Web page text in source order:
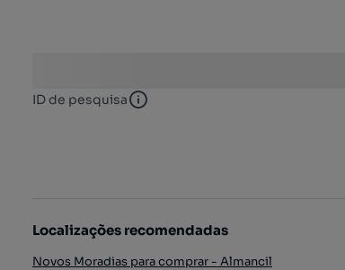
ID de pesquisa ID de pesquisa
Localizações recomendadas
Novos Moradias para comprar - Almancil